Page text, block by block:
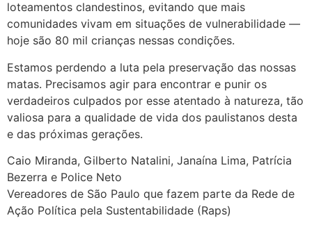
loteamentos clandestinos, evitando que mais
comunidades vivam em situações de vulnerabilidade —
hoje são 80 mil crianças nessas condições.
Estamos perdendo a luta pela preservação das nossas
matas. Precisamos agir para encontrar e punir os
verdadeiros culpados por esse atentado à natureza, tão
valiosa para a qualidade de vida dos paulistanos desta
e das próximas gerações.
Caio Miranda, Gilberto Natalini, Janaína Lima, Patrícia
Bezerra e Police Neto
Vereadores de São Paulo que fazem parte da Rede de
Ação Política pela Sustentabilidade (Raps)